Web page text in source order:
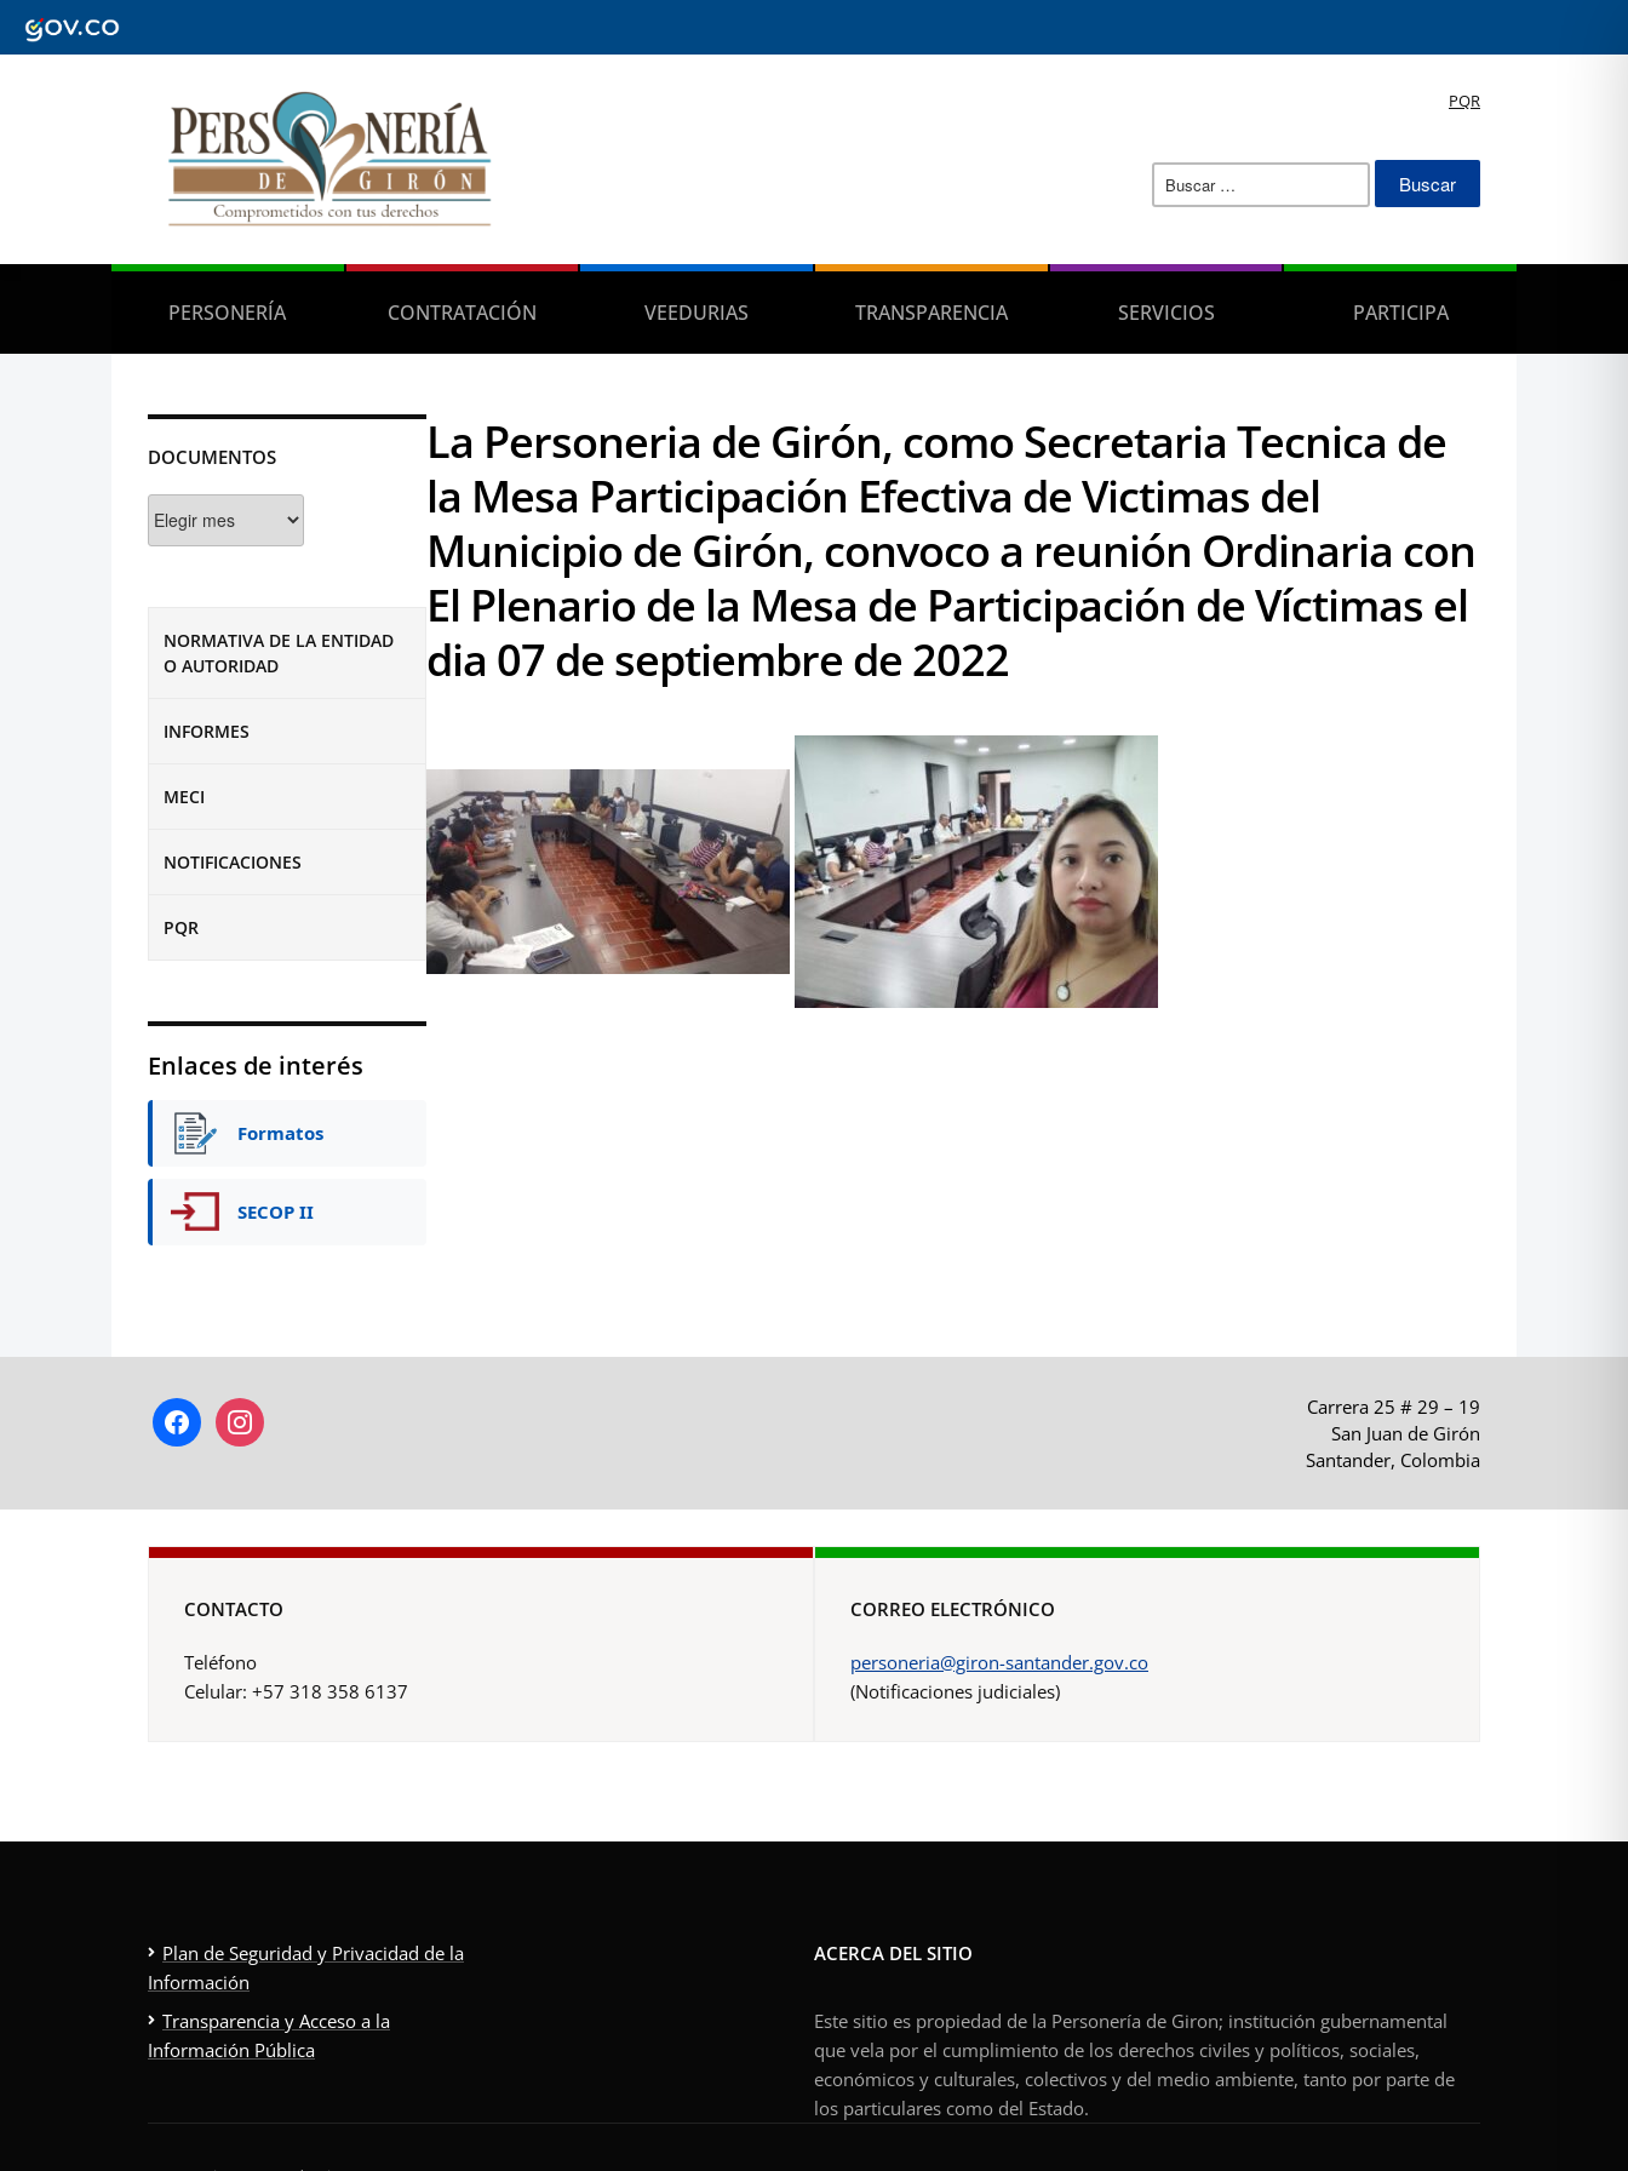
PQR
Buscar:
PERSONERÍA CONTRATACIÓN VEEDURIAS TRANSPARENCIA SERVICIOS PARTICIPA
DOCUMENTOS
NORMATIVA DE LA ENTIDAD
O AUTORIDAD
INFORMES
MECI
NOTIFICACIONES
PQR
Enlaces de interés
Formatos
SECOP II
La Personeria de Girón, como Secretaria Tecnica de
la Mesa Participación Efectiva de Victimas del
Municipio de Girón, convoco a reunión Ordinaria con
El Plenario de la Mesa de Participación de Víctimas el
dia 07 de septiembre de 2022
facebookinstagram
Carrera 25 # 29 – 19
San Juan de Girón
Santander, Colombia
CONTACTO
Teléfono
Celular: +57 318 358 6137
CORREO ELECTRÓNICO
personeria@giron-santander.gov.co
(Notificaciones judiciales)
Plan de Seguridad y Privacidad de la
Información
Transparencia y Acceso a la
Información Pública
ACERCA DEL SITIO
Este sitio es propiedad de la Personería de Giron; institución gubernamental
que vela por el cumplimiento de los derechos civiles y políticos, sociales,
económicos y culturales, colectivos y del medio ambiente, tanto por parte de
los particulares como del Estado.